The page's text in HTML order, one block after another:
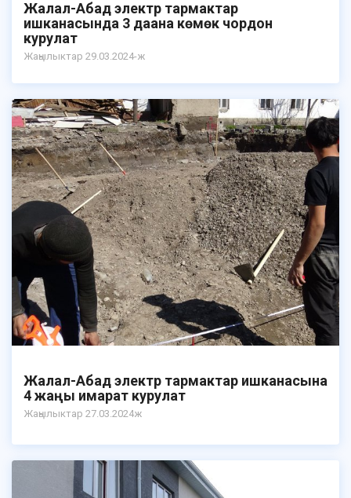
Жалал-Абад электр тармактар
ишканасында 3 даана көмөк чордон
курулат
Жаңылыктар 29.03.2024-ж
Жалал-Абад электр тармактар ишканасына
4 жаңы имарат курулат
Жаңылыктар 27.03.2024ж